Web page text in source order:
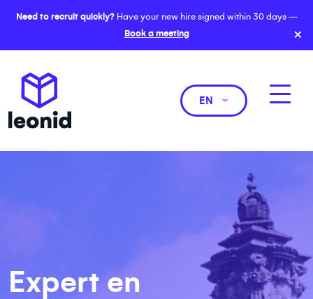
Need to recruit quickly?Have your new hire signed within 30 days —
Book a meeting
×
EN
Expert en